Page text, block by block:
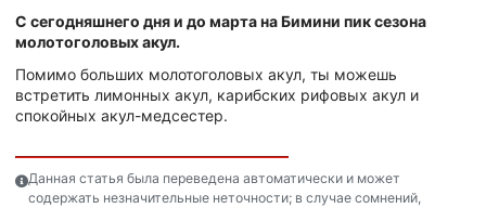
С сегодняшнего дня и до марта на Бимини пик сезона
молотоголовых акул.
Помимо больших молотоголовых акул, ты можешь
встретить лимонных акул, карибских рифовых акул и
спокойных акул-медсестер.
Данная статья была переведена автоматически и может
содержать незначительные неточности; в случае сомнений,